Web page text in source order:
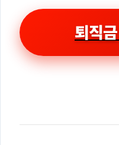
퇴직